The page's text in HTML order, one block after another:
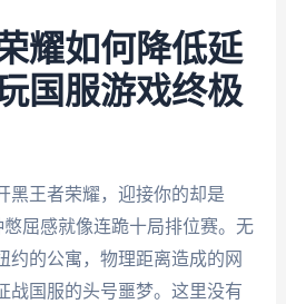
耀如何降低延
国服游戏终极
黑王者荣耀，迎接你的却是
憋屈感就像连跪十局排位赛。无
约的公寓，物理距离造成的网
战国服的头号噩梦。这里没有